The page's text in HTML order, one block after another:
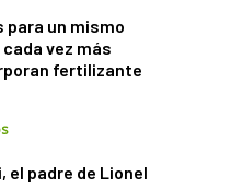
para un mismo
vez más
fertilizante
el padre de Lionel